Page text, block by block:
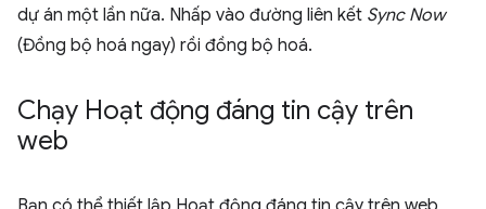
dự án một lần nữa. Nhấp vào đường liên kết Sync Now
(Đồng bộ hoá ngay) rồi đồng bộ hoá.
Chạy Hoạt động đáng tin cậy trên
web